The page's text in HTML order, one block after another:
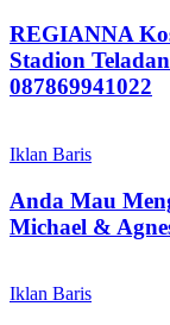
REGIANNA
Stadion
087869941022
Iklan Baris
Anda Mau
Michael &
Iklan Baris